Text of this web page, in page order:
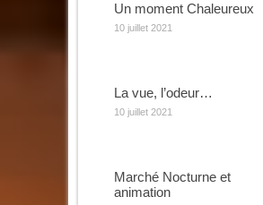
Un moment Chaleureux
10 juillet 2021
La vue, l’odeur…
10 juillet 2021
Marché Nocturne et
animation